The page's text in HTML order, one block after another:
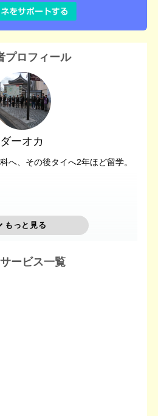
プロフィール
ダーオカ
へ、その後タイへ2年ほど留学。
ービス一覧